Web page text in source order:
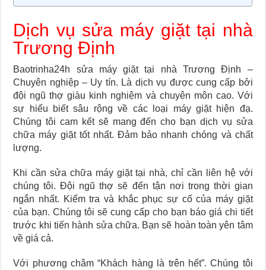
Dịch vụ sửa máy giặt tại nhà
Trương Định
Baotrinha24h sửa máy giặt tại nhà Trương Định –
Chuyên nghiệp – Uy tín. Là dịch vụ được cung cấp bởi
đội ngũ thợ giàu kinh nghiệm và chuyên môn cao. Với
sự hiểu biết sâu rộng về các loại máy giặt hiện đạ.
Chúng tôi cam kết sẽ mang đến cho bạn dịch vụ sửa
chữa máy giặt tốt nhất. Đảm bảo nhanh chóng và chất
lượng.
Khi cần sửa chữa máy giặt tại nhà, chỉ cần liên hệ với
chúng tôi. Đội ngũ thợ sẽ đến tận nơi trong thời gian
ngắn nhất. Kiểm tra và khắc phục sự cố của máy giặt
của bạn. Chúng tôi sẽ cung cấp cho bạn báo giá chi tiết
trước khi tiến hành sửa chữa. Bạn sẽ hoàn toàn yên tâm
về giá cả.
Với phương châm “Khách hàng là trên hết”. Chúng tôi